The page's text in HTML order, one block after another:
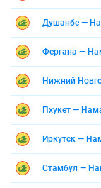
Душанбе —
Фергана —
Нижний
Пхукет —
Иркутск —
Стамбул —